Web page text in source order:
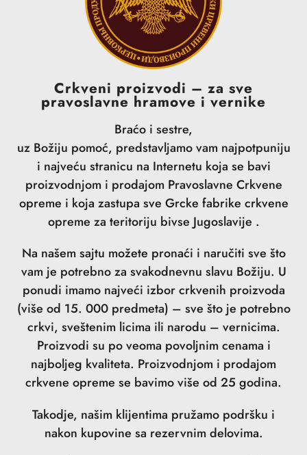
Crkveni proizvodi – za sve
pravoslavne hramove i vernike
Braćo i sestre,
uz Božiju pomoć, predstavljamo vam najpotpuniju
i najveću stranicu na Internetu koja se bavi
proizvodnjom i prodajom Pravoslavne Crkvene
opreme i koja zastupa sve Grcke fabrike crkvene
opreme za teritoriju bivse Jugoslavije .
Na našem sajtu možete pronaći i naručiti sve što
vam je potrebno za svakodnevnu slavu Božiju. U
ponudi imamo najveći izbor crkvenih proizvoda
(više od 15. 000 predmeta) – sve što je potrebno
crkvi, sveštenim licima ili narodu – vernicima.
Proizvodi su po veoma povoljnim cenama i
najboljeg kvaliteta. Proizvodnjom i prodajom
crkvene opreme se bavimo više od 25 godina.
Takodje, našim klijentima pružamo podršku i
nakon kupovine sa rezervnim delovima.